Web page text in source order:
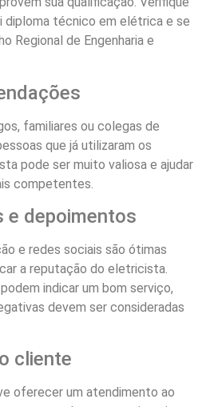
diploma técnico em elétrica e se
Regional de Engenharia e
familiares ou colegas de
que já utilizaram os
pode ser muito valiosa e ajudar
competentes.
e depoimentos
e redes sociais são ótimas
a reputação do eletricista.
indicar um bom serviço,
devem ser consideradas
cliente
oferecer um atendimento ao